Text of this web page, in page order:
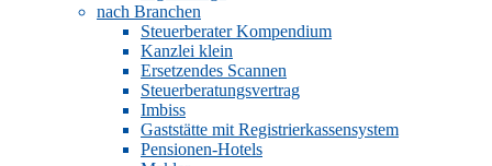
nach Branchen
Steuerberater Kompendium
Kanzlei klein
Ersetzendes Scannen
Steuerberatungsvertrag
Imbiss
Gaststätte mit Registrierkassensystem
Pensionen-Hotels